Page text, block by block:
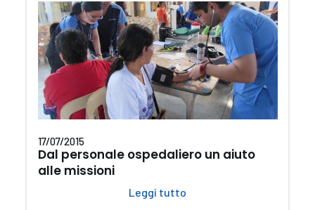
17/07/2015
Dal personale ospedaliero un aiuto
alle missioni
Leggi tutto